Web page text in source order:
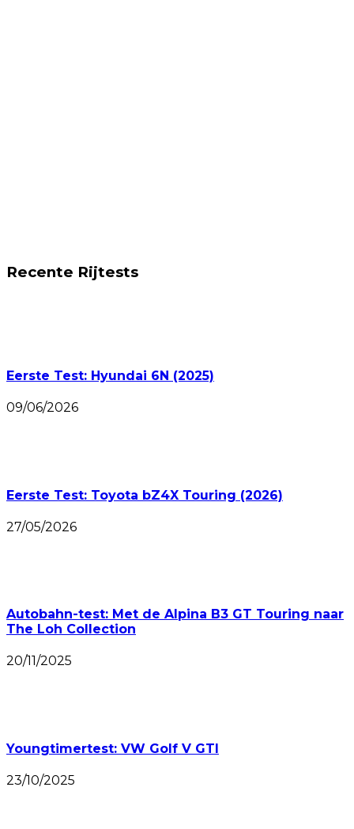
Recente Rijtests
Eerste Test: Hyundai 6N (2025)
09/06/2026
Eerste Test: Toyota bZ4X Touring (2026)
27/05/2026
Autobahn-test: Met de Alpina B3 GT Touring naar
The Loh Collection
20/11/2025
Youngtimertest: VW Golf V GTI
23/10/2025